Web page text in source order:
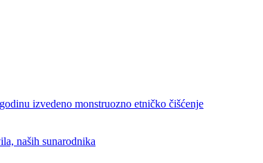
izvedeno monstruozno etničko čišćenje
naših sunarodnika